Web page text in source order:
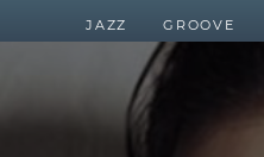
JAZZ GROOVE